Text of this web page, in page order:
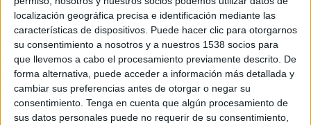
localización geográfica precisa e identificación mediante las
características de dispositivos. Puede hacer clic para otorgarnos
su consentimiento a nosotros y a nuestros 1538 socios para
que llevemos a cabo el procesamiento previamente descrito. De
forma alternativa, puede acceder a información más detallada y
cambiar sus preferencias antes de otorgar o negar su
consentimiento. Tenga en cuenta que algún procesamiento de
sus datos personales puede no requerir de su consentimiento,
emprendedora.
¿Por dónde te gustaría perderte?
Con mis perros en el bosque al amanecer,
¿Cuáles son sus referentes femeninos y
masculinos en el sector?